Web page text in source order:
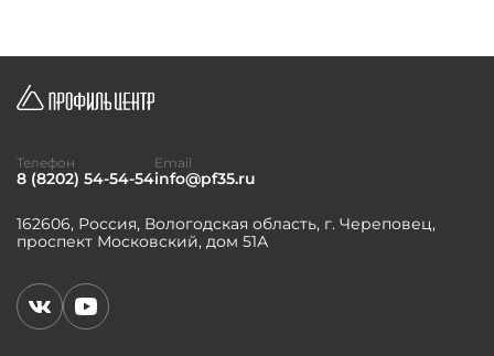
162606, Россия, Вологодская область, г. Череповец,
проспект Московский, дом 51А
Телефон
8 (8202) 54-54-54
Email
info@pf35.ru